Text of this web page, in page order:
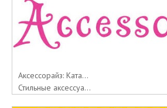
Аксессорайз: Ката...
Стильные аксессуа...